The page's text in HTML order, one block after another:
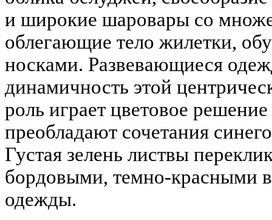
и широкие шаровары со
облегающие тело жилетки,
носками. Развевающиеся
динамичность этой
роль играет цветовое
преобладают сочетания
Густая зелень листвы
бордовыми, темно-красными
одежды.